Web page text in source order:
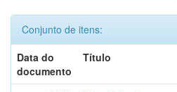
Conjunto de itens:
Data do
documento
Título